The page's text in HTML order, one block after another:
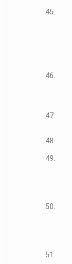
45.
46.
47.
48.
49.
50.
51.